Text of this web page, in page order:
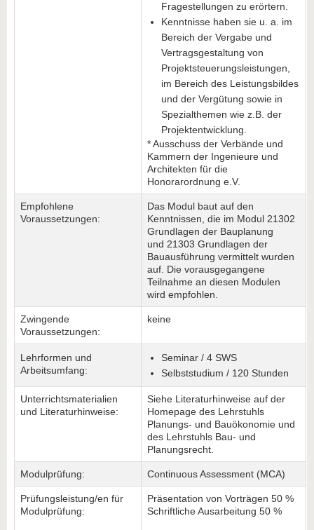
Fragestellungen zu erörtern.
Kenntnisse haben sie u. a. im
Bereich der Vergabe und
Vertragsgestaltung von
Projektsteuerungsleistungen,
im Bereich des Leistungsbildes
und der Vergütung sowie in
Spezialthemen wie z.B. der
Projektentwicklung.
* Ausschuss der Verbände und
Kammern der Ingenieure und
Architekten für die
Honorarordnung e.V.
Empfohlene
Voraussetzungen:
Das Modul baut auf den
Kenntnissen, die im Modul 21302
Grundlagen der Bauplanung
und 21303 Grundlagen der
Bauausführung vermittelt wurden
auf. Die vorausgegangene
Teilnahme an diesen Modulen
wird empfohlen.
Zwingende
Voraussetzungen:
keine
Lehrformen und
Arbeitsumfang:
Seminar / 4 SWS
Selbststudium / 120 Stunden
Unterrichtsmaterialien
und Literaturhinweise:
Siehe Literaturhinweise auf der
Homepage des Lehrstuhls
Planungs- und Bauökonomie und
des Lehrstuhls Bau- und
Planungsrecht.
Modulprüfung: Continuous Assessment (MCA)
Prüfungsleistung/en für
Modulprüfung:
Präsentation von Vorträgen 50 %
Schriftliche Ausarbeitung 50 %